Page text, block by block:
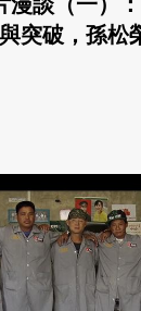
突破，孫松